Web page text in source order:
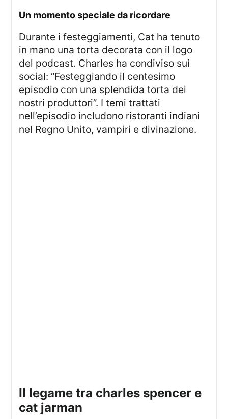
un momento speciale da ricordare
Durante i festeggiamenti, Cat ha tenuto
in mano una torta decorata con il logo
del podcast. Charles ha condiviso sui
social: “Festeggiando il centesimo
episodio con una splendida torta dei
nostri produttori”. I temi trattati
nell’episodio includono ristoranti indiani
nel Regno Unito, vampiri e divinazione.
il legame tra charles spencer e
cat jarman